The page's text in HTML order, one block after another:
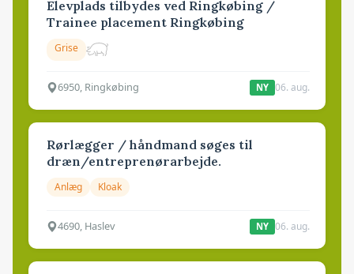
Elevplads tilbydes ved Ringkøbing /
Trainee placement Ringkøbing
Grise
6950, Ringkøbing NY 06. aug.
Rørlægger / håndmand søges til
dræn/entreprenørarbejde.
Anlæg Kloak
4690, Haslev NY 06. aug.